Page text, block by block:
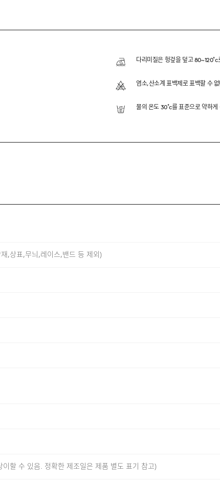
을 사용하여, 따스하면서도 부드러운 촉감으로 만족하시
은 24/7에서 오랜시간 함께해온 소재입니다. 지난 시
욱 편안하고 따스한 가을, 겨울을 맞이하실 수 있도록 준비
욱 개선 되었어요.
다리미질은 헝겊을 덮고
염소,산소계 표백제로 표백할 수
물의 온도 30˚c를 표준으로 약하
,상표,무늬,레이스,밴드 등 제외)
할 수 있음. 정확한 제조일은 제품 별도 표기 참고)